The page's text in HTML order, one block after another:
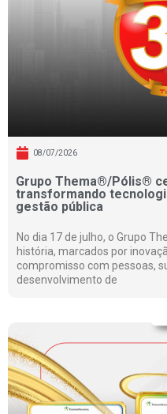
08/07/2026
Grupo Thema®/Pólis®
transformando
gestão pública
No dia 17 de julho, o Grupo
história, marcados por
compromisso com pessoas,
desenvolvimento de